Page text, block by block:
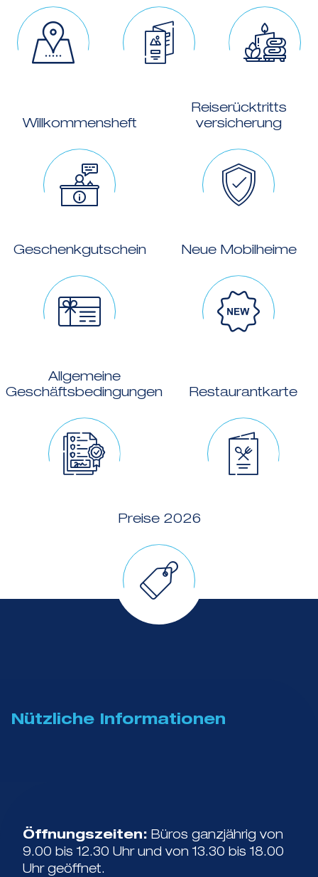
Willkommensheft
Reiserücktritts
versicherung
Geschenkgutschein Neue Mobilheime
Allgemeine
Geschäftsbedingungen
Restaurantkarte
Preise 2026
Nützliche Informationen
Öffnungszeiten: Büros ganzjährig von
9.00 bis 12.30 Uhr und von 13.30 bis 18.00
Uhr geöffnet.